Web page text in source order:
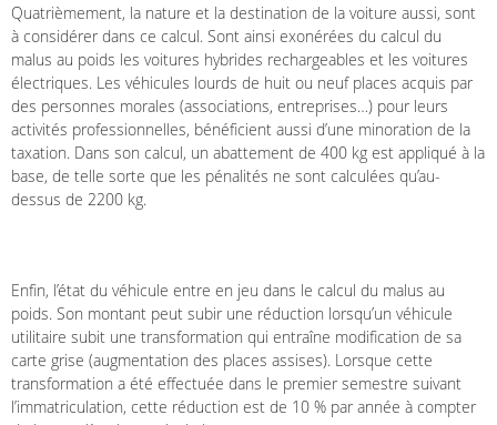
Quatrièmement, la nature et la destination de la voiture aussi, sont
à considérer dans ce calcul. Sont ainsi exonérées du calcul du
malus au poids les voitures hybrides rechargeables et les voitures
électriques. Les véhicules lourds de huit ou neuf places acquis par
des personnes morales (associations, entreprises…) pour leurs
activités professionnelles, bénéficient aussi d’une minoration de la
taxation. Dans son calcul, un abattement de 400 kg est appliqué à la
base, de telle sorte que les pénalités ne sont calculées qu’au-
dessus de 2200 kg.
Enfin, l’état du véhicule entre en jeu dans le calcul du malus au
poids. Son montant peut subir une réduction lorsqu’un véhicule
utilitaire subit une transformation qui entraîne modification de sa
carte grise (augmentation des places assises). Lorsque cette
transformation a été effectuée dans le premier semestre suivant
l’immatriculation, cette réduction est de 10 % par année à compter